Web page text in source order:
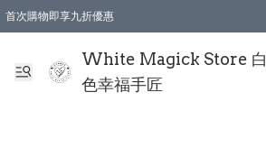
首次購物即享九折優惠
White Magick Store 白
色幸福手匠